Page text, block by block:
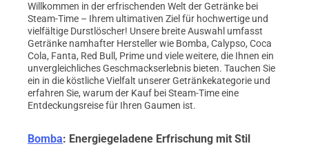
Willkommen in der erfrischenden Welt der Getränke bei
Steam-Time – Ihrem ultimativen Ziel für hochwertige und
vielfältige Durstlöscher! Unsere breite Auswahl umfasst
Getränke namhafter Hersteller wie Bomba, Calypso, Coca
Cola, Fanta, Red Bull, Prime und viele weitere, die Ihnen ein
unvergleichliches Geschmackserlebnis bieten. Tauchen Sie
ein in die köstliche Vielfalt unserer Getränkekategorie und
erfahren Sie, warum der Kauf bei Steam-Time eine
Entdeckungsreise für Ihren Gaumen ist.
Bomba: Energiegeladene Erfrischung mit Stil